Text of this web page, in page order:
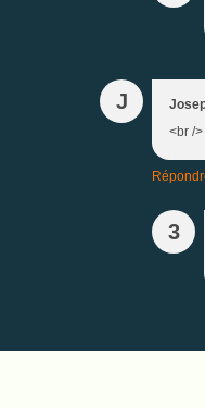
J
<br /
3